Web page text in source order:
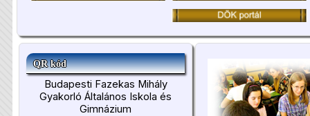
QR kód
Budapesti Fazekas Mihály
Gyakorló Általános Iskola és
Gimnázium